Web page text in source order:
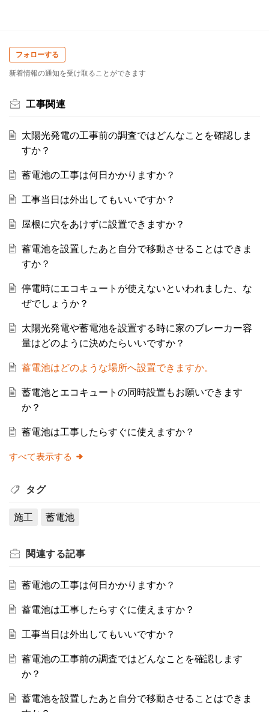
フォローする
新着情報の通知を受け取ることができます
工事関連
太陽光発電の工事前の調査ではどんなことを確認しま
すか？
蓄電池の工事は何日かかりますか？
工事当日は外出してもいいですか？
屋根に穴をあけずに設置できますか？
蓄電池を設置したあと自分で移動させることはできま
すか？
停電時にエコキュートが使えないといわれました、な
ぜでしょうか？
太陽光発電や蓄電池を設置する時に家のブレーカー容
量はどのように決めたらいいですか？
蓄電池はどのような場所へ設置できますか。
蓄電池とエコキュートの同時設置もお願いできます
か？
蓄電池は工事したらすぐに使えますか？
すべて表示する
タグ
施工 蓄電池
関連する記事
蓄電池の工事は何日かかりますか？
蓄電池は工事したらすぐに使えますか？
工事当日は外出してもいいですか？
蓄電池の工事前の調査ではどんなことを確認します
か？
蓄電池を設置したあと自分で移動させることはできま